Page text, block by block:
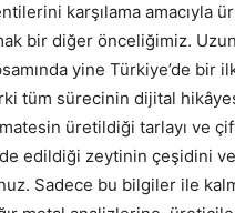
karşılama amacıyla
bir diğer önceliğimiz. Uzun
yine Türkiye’de bir
tüm sürecinin dijital
üretildiği tarlayı ve
edildiği zeytinin çeşidini
Sadece bu bilgiler ile